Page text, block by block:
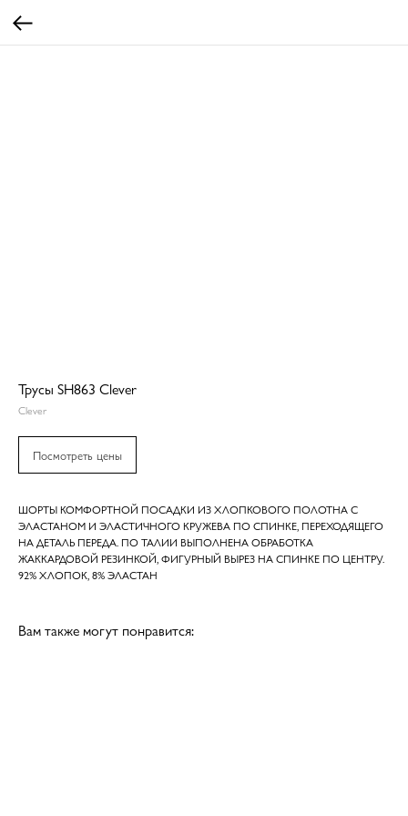
Трусы SH863 Clever
Clever
Посмотреть цены
ШОРТЫ КОМФОРТНОЙ ПОСАДКИ ИЗ ХЛОПКОВОГО ПОЛОТНА С
ЭЛАСТАНОМ И ЭЛАСТИЧНОГО КРУЖЕВА ПО СПИНКЕ, ПЕРЕХОДЯЩЕГО
НА ДЕТАЛЬ ПЕРЕДА. ПО ТАЛИИ ВЫПОЛНЕНА ОБРАБОТКА
ЖАККАРДОВОЙ РЕЗИНКОЙ, ФИГУРНЫЙ ВЫРЕЗ НА СПИНКЕ ПО ЦЕНТРУ.
92% ХЛОПОК, 8% ЭЛАСТАН
Вам также могут понравится: